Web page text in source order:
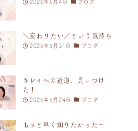
2026年6月4日 ブログ
＼変わりたい／という気持ち
2026年5月31日 ブログ
キレイへの近道、見ぃつけ
た！
2026年5月24日 ブログ
もっと早く知りたかったー！